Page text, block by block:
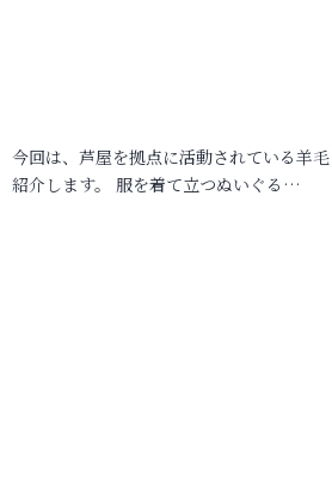
今回は、芦屋を拠点に活動されている羊
紹介します。 服を着て立つぬいぐる…